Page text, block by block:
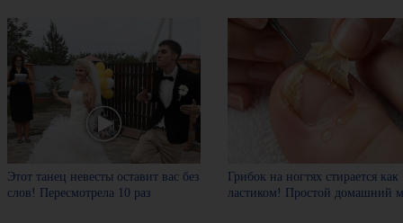
Этот танец невесты оставит вас без
слов! Пересмотрела 10 раз
Грибок на ногтях стирается как
ластиком! Простой домашний